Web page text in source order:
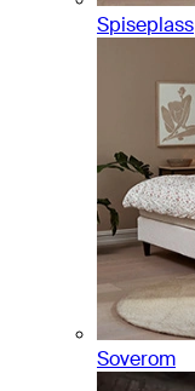
Spiseplass
Soverom